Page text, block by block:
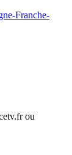
Franche-
ou